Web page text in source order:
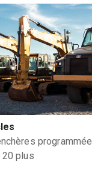
programmée
20 plus